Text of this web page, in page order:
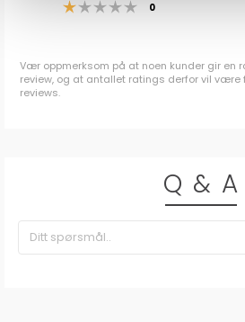
Karakter: 1 av 5
0
Vær oppmerksom på at noen kunder gir en
review, og at antallet ratings derfor vil
reviews.
Q & A